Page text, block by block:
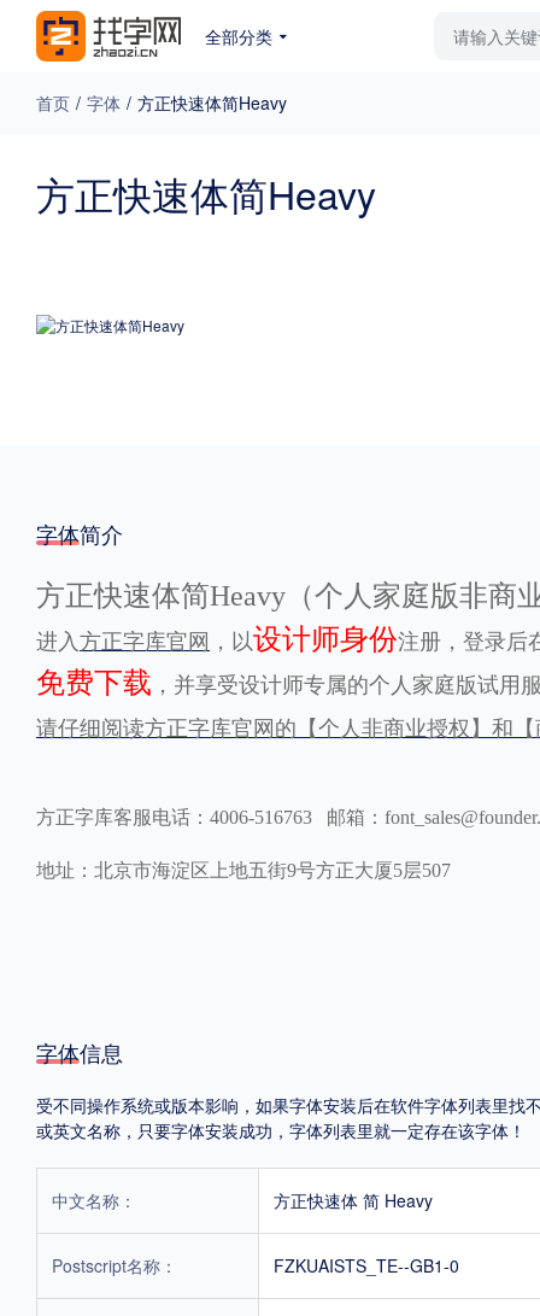
全部分类
免费下载 收费下载 更多
格式
.TTF .OTF
地区
POP字体下载 字库打包下载 海报素材下载
首页 / 字体 / 方正快速体简Heavy
方正快速体简Heavy
字体简介
方正快速体简Heavy（个人家庭版非商
进入 方正字库官网 ，以设计师身份注册，登录后
免费下载 ，并享受设计师专属的个人家庭版试用
请仔细阅读方正字库官网的【个人非商业授权】和
方正字库客服电话：4006-516763 邮箱：
地址：北京市海淀区上地五街9号方正大厦5层507
字体信息
受不同操作系统或版本影响，如果字体安装后在软件字体列表里
或英文名称，只要字体安装成功，字体列表里就一定存在该字体！
中文名称： 方正快速体 简 Heavy
Postscript名称： FZKUAISTS_TE--GB1-0